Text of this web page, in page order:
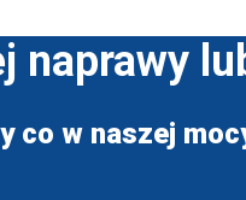
naprawy
co w naszej